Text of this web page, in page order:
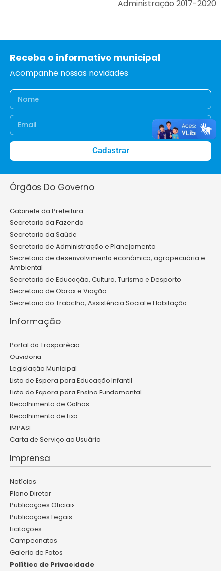
Administração 2017-2020
Receba o informativo municipal
Acompanhe nossas novidades
Cadastrar
Órgãos Do Governo
Gabinete da Prefeitura
Secretaria da Fazenda
Secretaria da Saúde
Secretaria de Administração e Planejamento
Secretaria de desenvolvimento econômico, agropecuária e
Ambiental
Secretaria de Educação, Cultura, Turismo e Desporto
Secretaria de Obras e Viação
Secretaria do Trabalho, Assistência Social e Habitação
Informação
Portal da Trasparêcia
Ouvidoria
Legislação Municipal
Lista de Espera para Educação Infantil
Lista de Espera para Ensino Fundamental
Recolhimento de Galhos
Recolhimento de Lixo
IMPASI
Carta de Serviço ao Usuário
Imprensa
Notícias
Plano Diretor
Publicações Oficiais
Publicações Legais
Licitações
Campeonatos
Galeria de Fotos
Política de Privacidade